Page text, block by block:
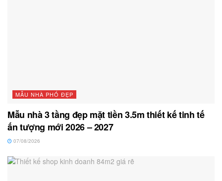
MẪU NHÀ PHỐ ĐẸP
Mẫu nhà 3 tầng đẹp mặt tiền 3.5m thiết kế tinh tế
ấn tượng mới 2026 – 2027
07/08/2026